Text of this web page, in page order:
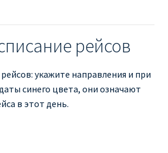
ТАЛОН – BOARDING PASS
ЭЙЛАТ, ИЗРАИЛЬ
рейсов
укажите направления и при
синего цвета, они означают
в этот день.